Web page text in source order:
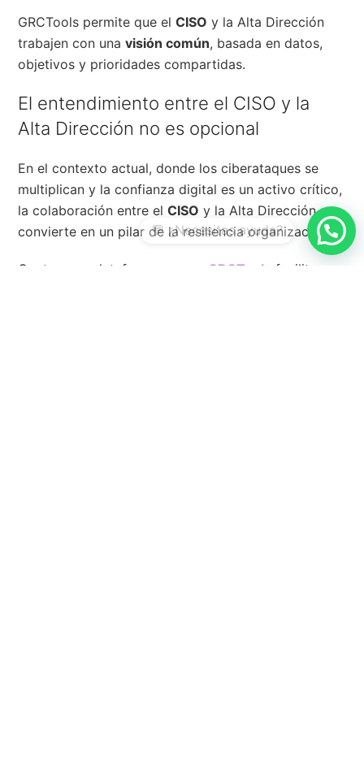
GRCTools permite que elCISO y la Alta Dirección
trabajen con unavisión común, basada en datos,
objetivos y prioridades compartidas.
El entendimiento entre el CISO y la
Alta Dirección no es opcional
En el contexto actual, donde los ciberataques se
multiplican y la confianza digital es un activo crítico,
la colaboración entre elCISO y la Alta Dirección se
convierte en un pilar de la resiliencia organizacional.
Contar con plataformas como GRCTools
facilita